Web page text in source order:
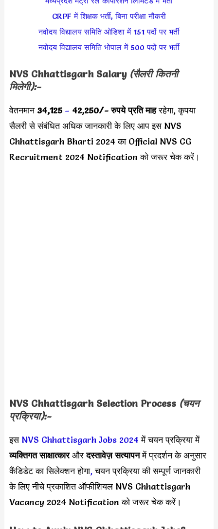
CRPF में शिक्षक भर्ती, बिना परीक्षा नौकरी
नवोदय विद्यालय समिति ओडिशा में 151 पदों पर भर्ती
नवोदय विद्यालय समिति भोपाल में 500 पदों पर भर्ती
NVS Chhattisgarh Salary (सैलरी कितनी
मिलेगी):-
वेतनमान 34,125 – 42,250/-रुपये प्रति माहरहेगा, कृपया
सैलरी से संबंधित अधिक जानकारी के लिए आप इस NVS
Chhattisgarh Bharti 2024 का Official NVS CG
Recruitment 2024 Notification को जरूर चेक करें।
NVS Chhattisgarh Selection Process (चयन
प्रक्रिया):-
इस NVS Chhattisgarh Jobs 2024 में चयन प्रक्रिया में
व्यक्तिगत साक्षात्कार औरदस्तावेज़ सत्यापन में प्रदर्शन के अनुसार
कैंडिडेट का सिलेक्शन होगा,चयन प्रक्रिया की सम्पूर्ण जानकारी
के लिए नीचे प्रकाशित ऑफीशियल NVS Chhattisgarh
Vacancy 2024 Notification को जरूर चेक करें।